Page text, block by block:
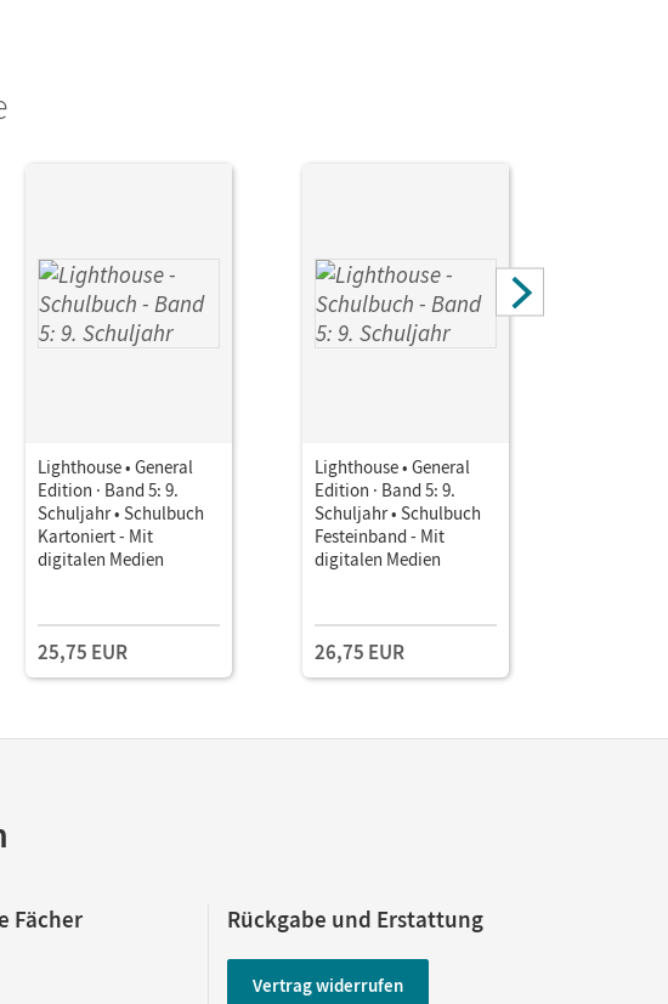
Lighthouse • General
Edition · Band 5: 9.
Schuljahr • Schulbuch
Kartoniert - Mit
digitalen Medien
25,75 EUR
Lighthouse • General
Edition · Band 5: 9.
Schuljahr • Schulbuch
Festeinband - Mit
digitalen Medien
26,75 EUR
Fächer Rückgabe und Erstattung
Vertrag widerrufen